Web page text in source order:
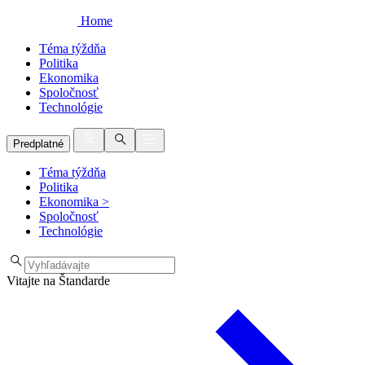
Home
Téma týždňa
Politika
Ekonomika
Spoločnosť
Technológie
Predplatné
Téma týždňa
Politika
Ekonomika >
Spoločnosť
Technológie
Vitajte na Štandarde